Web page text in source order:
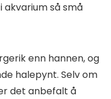
så små
enn hannen, og
halepynt. Selv om
det anbefalt å